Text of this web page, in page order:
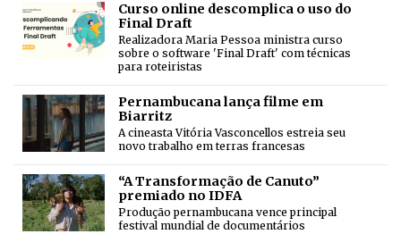
Curso online descomplica o uso do
Final Draft
Realizadora Maria Pessoa ministra curso
sobre o software 'Final Draft' com técnicas
para roteiristas
Pernambucana lança filme em
Biarritz
A cineasta Vitória Vasconcellos estreia seu
novo trabalho em terras francesas
“A Transformação de Canuto”
premiado no IDFA
Produção pernambucana vence principal
festival mundial de documentários